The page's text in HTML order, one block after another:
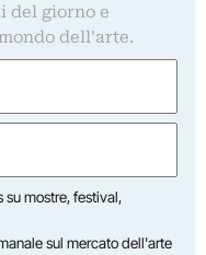
del giorno e
dell'arte.
su mostre, festival,
sul mercato dell'arte